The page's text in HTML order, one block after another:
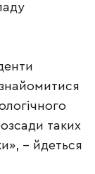
таких
– йдеться